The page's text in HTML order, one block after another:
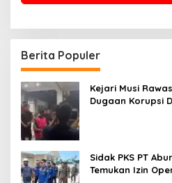
Berita Populer
Kejari Musi
Dugaan Korupsi
Sidak PKS PT
Temukan Izin